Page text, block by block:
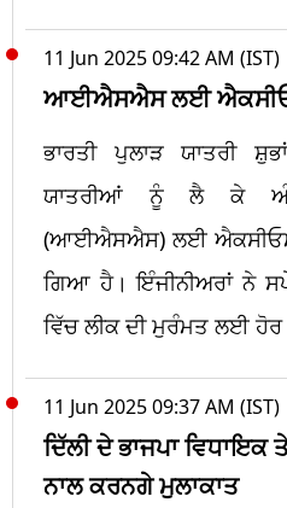
11 Jun 2025 09:42 AM (IST)
ਆਈਐਸਐਸ ਲਈ
ਭਾਰਤੀ ਪੁਲਾੜ ਯਾਤਰੀ
ਯਾਤਰੀਆਂ ਨੂੰ ਲੈ ਕੇ
(ਆਈਐਸਐਸ) ਲਈ
ਗਿਆ ਹੈ। ਇੰਜੀਨੀਅਰਾਂ ਨੇ
ਵਿੱਚ ਲੀਕ ਦੀ ਮੁਰੰਮਤ ਲਈ
11 Jun 2025 09:37 AM (IST)
ਦਿੱਲੀ ਦੇ ਭਾਜਪਾ
ਨਾਲ ਕਰਨਗੇ ਮੁਲਾਕਾਤ